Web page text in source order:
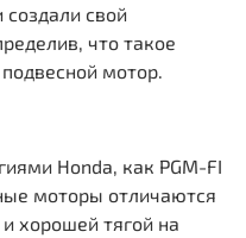
создали свой
что такое
мотор.
Honda, как PGM-FI
моторы отличаются
хорошей тягой на